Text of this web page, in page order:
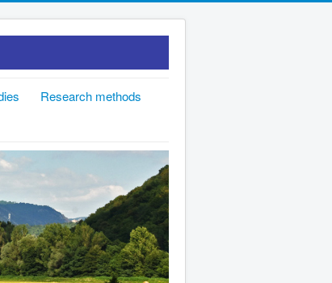
Research methods